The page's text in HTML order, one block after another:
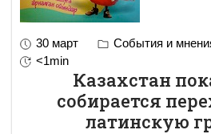
30 март События и
<1min
Казахстан
собирается
латинскую